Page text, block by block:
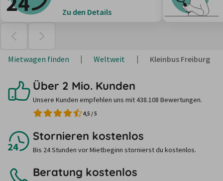
Zu den Details
Mietwagen finden Weltweit Kleinbus Freiburg
Über 2 Mio. Kunden
Unsere Kunden empfehlen uns mit 438.108 Bewertungen.
4,5 /5
Stornieren kostenlos
Bis 24 Stunden vor Mietbeginn stornierst du kostenlos.
Beratung kostenlos